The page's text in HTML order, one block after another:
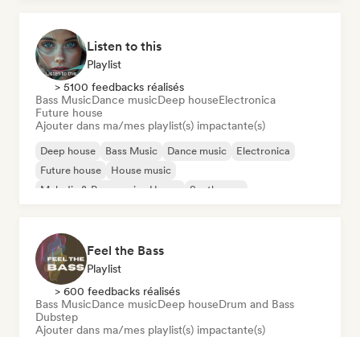
Listen to this
Playlist
> 5100 feedbacks réalisés
Bass MusicDance musicDeep houseElectronica
Future house
Ajouter dans ma/mes playlist(s) impactante(s)
Deep house Bass Music Dance music
Electronica
Future house
House music
Melodic & Progressive House
Synthwave
Feel the Bass
Playlist
> 600 feedbacks réalisés
Bass MusicDance musicDeep houseDrum and Bass
Dubstep
Ajouter dans ma/mes playlist(s) impactante(s)